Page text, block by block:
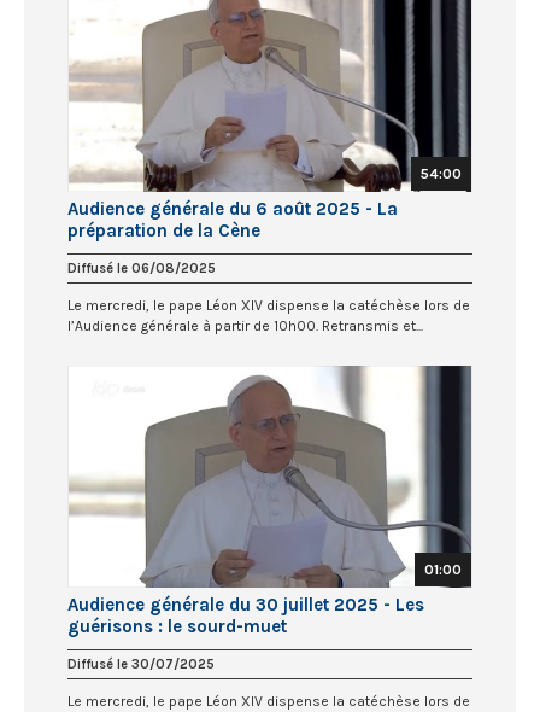
54:00
Audience générale du 6 août 2025 - La
préparation de la Cène
Diffusé le 06/08/2025
Le mercredi, le pape Léon XIV dispense la catéchèse lors de
l’Audience générale à partir de 10h00. Retransmis et...
01:00
Audience générale du 30 juillet 2025 - Les
guérisons : le sourd-muet
Diffusé le 30/07/2025
Le mercredi, le pape Léon XIV dispense la catéchèse lors de